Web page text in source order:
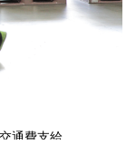
籍しています。
ていきますよ◎
！】
第一という意識が
す。
といったことも実
務地へ移動するの
通費支給